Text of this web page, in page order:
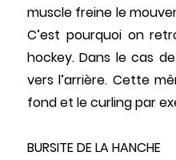
muscle freine le
C’est pourquoi on
hockey. Dans le cas
vers l’arrière. Cette
fond et le curling par
BURSITE DE LA HANCHE